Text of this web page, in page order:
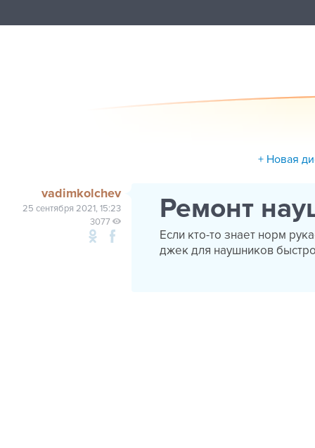
+ Новая
vadimkolchev
25 сентября 2021, 15:23
3077
Ремонт
Если кто-то знает норм
джек для наушников